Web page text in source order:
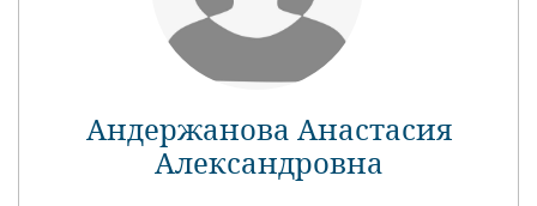
Андержанова Анастасия
Александровна